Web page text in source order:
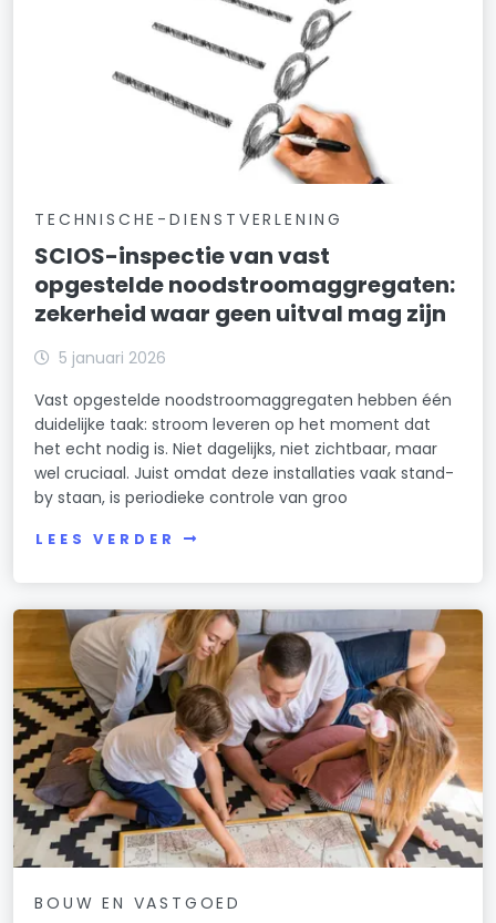
TECHNISCHE-DIENSTVERLENING
SCIOS-inspectie van vast
opgestelde noodstroomaggregaten:
zekerheid waar geen uitval mag zijn
5 januari 2026
Vast opgestelde noodstroomaggregaten hebben één
duidelijke taak: stroom leveren op het moment dat
het echt nodig is. Niet dagelijks, niet zichtbaar, maar
wel cruciaal. Juist omdat deze installaties vaak stand-
by staan, is periodieke controle van groo
LEES VERDER
BOUW EN VASTGOED